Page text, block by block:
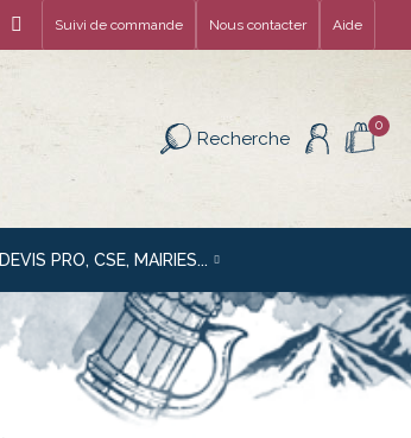
Suivi de commande Nous contacter Aide
Recherche
0
DEVIS PRO, CSE, MAIRIES...